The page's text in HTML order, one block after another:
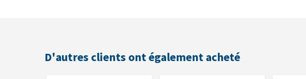
D'autres clients ont également acheté